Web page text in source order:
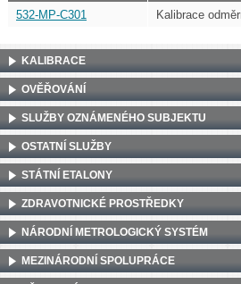
532-MP-C301
Kalibrace
KALIBRACE
OVĚŘOVÁNÍ
SLUŽBY OZNÁMENÉHO SUBJEKTU
OSTATNÍ SLUŽBY
STÁTNÍ ETALONY
ZDRAVOTNICKÉ PROSTŘEDKY
NÁRODNÍ METROLOGICKÝ SYSTÉM
MEZINÁRODNÍ SPOLUPRÁCE